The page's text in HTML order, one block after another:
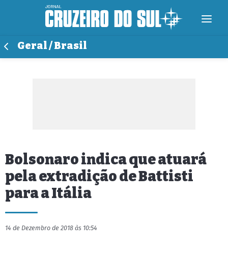
Geral / Brasil
Bolsonaro indica que atuará
pela extradição de Battisti
para a Itália
14 de Dezembro de 2018 às 10:54